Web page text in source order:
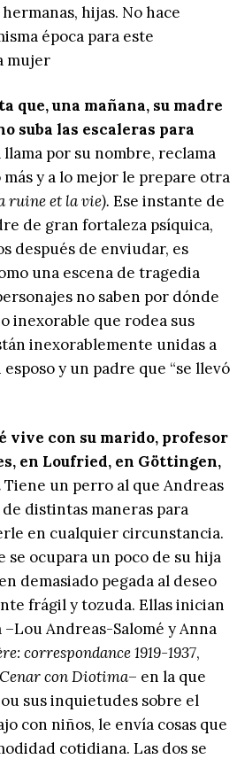
hijas. No hace
época para este
mujer
que, una mañana, su madre
suba las escaleras para
llama por su nombre, reclama
y a lo mejor le prepare otra
ruine et la vie). Ese instante de
de gran fortaleza psíquica,
después de enviudar, es
una escena de tragedia
no saben por dónde
inexorable que rodea sus
inexorablemente unidas a
y un padre que “se llevó
vive con su marido, profesor
en Loufried, en Göttingen,
Tiene un perro al que Andreas
distintas maneras para
en cualquier circunstancia.
se ocupara un poco de su hija
demasiado pegada al deseo
frágil y tozuda. Ellas inician
Andreas-Salomé y Anna
correspondance 1919-1937,
Cenar con Diotima– en la que
sus inquietudes sobre el
con niños, le envía cosas que
cotidiana. Las dos se